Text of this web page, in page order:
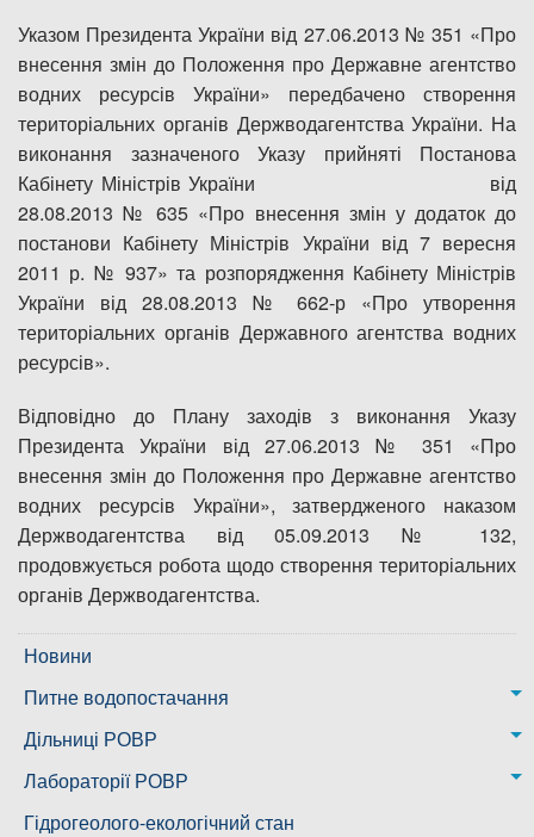
Указом Президента України від 27.06.2013 № 351 «Про
внесення змін до Положення про Державне агентство
водних ресурсів України» передбачено створення
територіальних органів Держводагентства України. На
виконання зазначеного Указу прийняті Постанова
Кабінету Міністрів України від
28.08.2013 № 635 «Про внесення змін у додаток до
постанови Кабінету Міністрів України від 7 вересня
2011 р. № 937» та розпорядження Кабінету Міністрів
України від 28.08.2013 № 662-р «Про утворення
територіальних органів Державного агентства водних
ресурсів».
Відповідно до Плану заходів з виконання Указу
Президента України від 27.06.2013 № 351 «Про
внесення змін до Положення про Державне агентство
водних ресурсів України», затвердженого наказом
Держводагентства від 05.09.2013 № 132,
продовжується робота щодо створення територіальних
органів Держводагентства.
Новини
Питне водопостачання
м. Миколаїв
Казанківська ТГ
Дільниці РОВР
Новоодеська дільниця – водогін № 1,2
Воскресенська дільниця – водогін № 3
Лабораторії РОВР
Лабораторія моніторингу вод
Гідрогеолого-екологічний стан